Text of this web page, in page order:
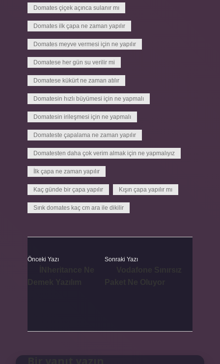
Domates çiçek açınca sulanır mı
Domates ilk çapa ne zaman yapılır
Domates meyve vermesi için ne yapılır
Domatese her gün su verilir mi
Domatese kükürt ne zaman atılır
Domatesin hızlı büyümesi için ne yapmalı
Domatesin irileşmesi için ne yapmalı
Domateste çapalama ne zaman yapılır
Domatesten daha çok verim almak için ne yapmalıyız
İlk çapa ne zaman yapılır
Kaç günde bir çapa yapılır Kışın çapa yapılır mı
Sırık domates kaç cm ara ile dikilir
Önceki Yazı Sonraki Yazı